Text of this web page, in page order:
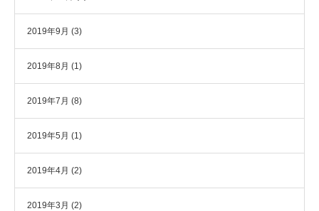
2019年9月 (3)
2019年8月 (1)
2019年7月 (8)
2019年5月 (1)
2019年4月 (2)
2019年3月 (2)